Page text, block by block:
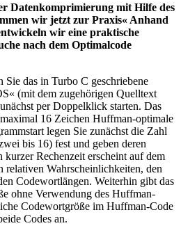
Datenkomprimierung mit Hilfe des
wir jetzt zur Praxis« Anhand
wir eine praktische
nach dem Optimalcode
das in Turbo C geschriebene
(mit dem zugehörigen Quelltext
per Doppelklick starten. Das
16 Zeichen Huffman-optimale
legen Sie zunächst die Zahl
bis 16) fest und geben deren
Rechenzeit erscheint auf dem
Wahrscheinlichkeiten, den
Codewortlängen. Weiterhin gibt das
ohne Verwendung des Huffman-
Codewortgröße im Huffman-Code
Codes an.